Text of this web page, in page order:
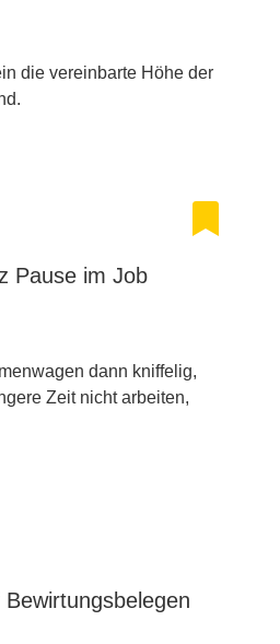
die vereinbarte Höhe der
Pause im Job
dann kniffelig,
Zeit nicht arbeiten,